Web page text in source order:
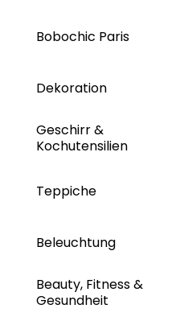
Bobochic Paris
Dekoration
Geschirr &
Kochutensilien
Teppiche
Beleuchtung
Beauty, Fitness &
Gesundheit